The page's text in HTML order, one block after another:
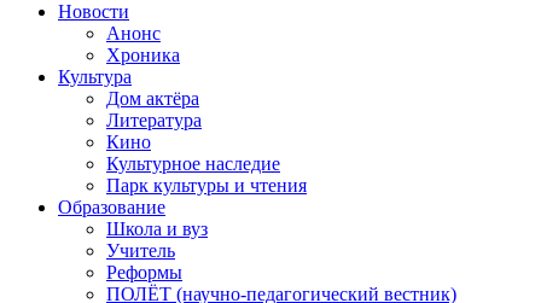
Новости
Анонс
Хроника
Культура
Дом актёра
Литература
Кино
Культурное наследие
Парк культуры и чтения
Образование
Школа и вуз
Учитель
Реформы
ПОЛЁТ (научно-педагогический вестник)